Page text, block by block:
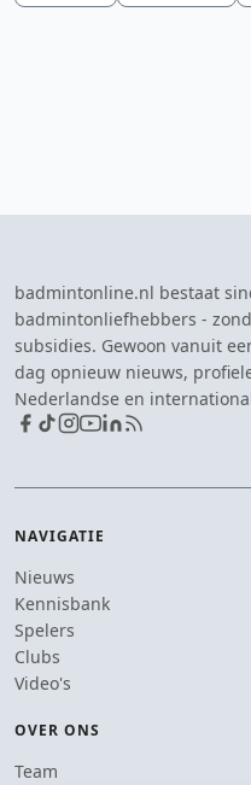
badmintonline.nl bestaat
badmintonliefhebbers -
subsidies. Gewoon vanuit
dag opnieuw nieuws,
Nederlandse en
NAVIGATIE
Nieuws
Kennisbank
Spelers
Clubs
Video's
OVER ONS
Team